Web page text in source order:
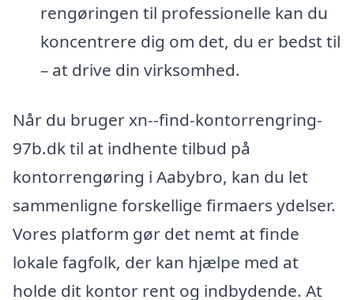
rengøringen til professionelle kan du
koncentrere dig om det, du er bedst til
– at drive din virksomhed.
Når du bruger xn--find-kontorrengring-
97b.dk til at indhente tilbud på
kontorrengøring i Aabybro, kan du let
sammenligne forskellige firmaers ydelser.
Vores platform gør det nemt at finde
lokale fagfolk, der kan hjælpe med at
holde dit kontor rent og indbydende. At